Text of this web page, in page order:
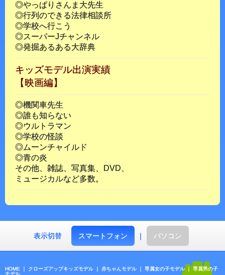
◎やっぱりさんま大先生
◎行列のできる法律相談所
◎学校へ行こう
◎スーパーJチャンネル
◎発掘あるある大辞典
キッズモデル出演実績
【映画編】
◎機関車先生
◎誰も知らない
◎ウルトラマン
◎学校の怪談
◎ムーンチャイルド
◎青の炎
その他、雑誌、写真集、DVD、
ミュージカルなど多数。
表示切替 スマートフォン ｜ パソコン
HOME ｜ クローズアップキッズモデル ｜ 赤ちゃんモデル ｜ 専属女の子モデル｜ 専属男の子
モデル